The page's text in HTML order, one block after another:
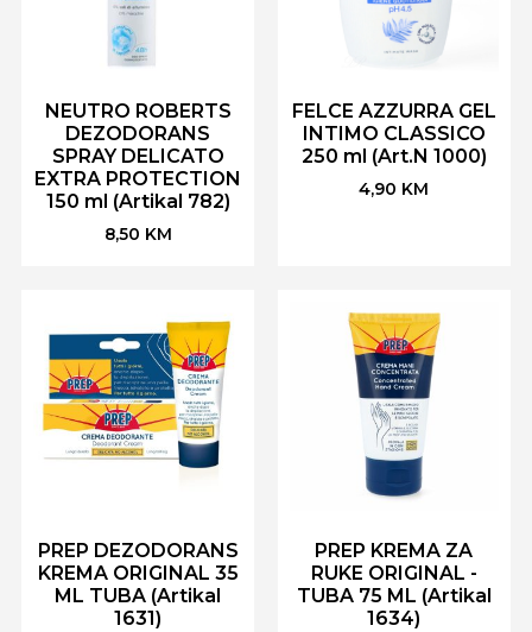
NEUTRO ROBERTS
DEZODORANS
SPRAY DELICATO
EXTRA PROTECTION
150 ml (Artikal 782)
8,50 KM
FELCE AZZURRA GEL
INTIMO CLASSICO
250 ml (Art.N 1000)
4,90 KM
PREP DEZODORANS
KREMA ORIGINAL 35
ML TUBA (Artikal
1631)
PREP KREMA ZA
RUKE ORIGINAL -
TUBA 75 ML (Artikal
1634)